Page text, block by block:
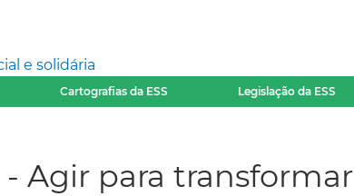
e solidária
Cartografias da ESS Legislação da ESS
- Agir para transformar